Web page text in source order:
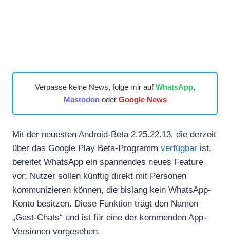
Verpasse keine News, folge mir aufWhatsApp,
Mastodonoder Google News
Mit der neuesten Android-Beta 2.25.22.13, die derzeit
über das Google Play Beta-Programm verfügbar ist,
bereitet WhatsApp ein spannendes neues Feature
vor: Nutzer sollen künftig direkt mit Personen
kommunizieren können, die bislang kein WhatsApp-
Konto besitzen. Diese Funktion trägt den Namen
„Gast-Chats“ und ist für eine der kommenden App-
Versionen vorgesehen.